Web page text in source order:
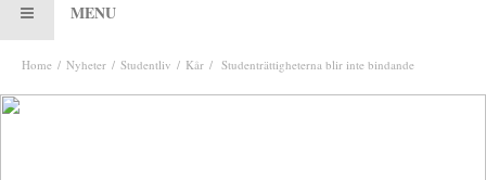
MENU
Home Nyheter Studentliv Kår Studenträttigheterna blir inte bindande